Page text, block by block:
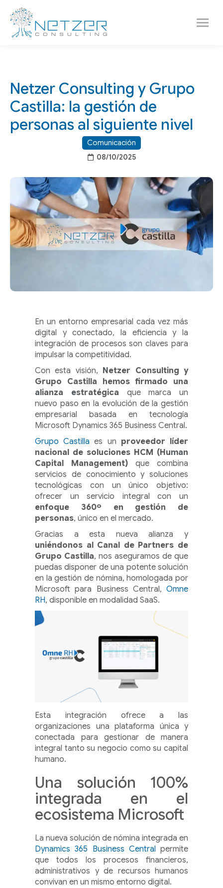
Netzer Consulting y Grupo
Castilla: la gestión de
personas al siguiente nivel
Comunicación
08/10/2025
En un entorno empresarial cada vez más
digital y conectado, la eficiencia y la
integración de procesos son claves para
impulsar la competitividad.
Con esta visión, Netzer Consulting y
Grupo Castilla hemos firmado una
alianza estratégica que marca un
nuevo paso en la evolución de la gestión
empresarial basada en tecnología
Microsoft Dynamics 365 Business Central.
Grupo Castilla es un proveedor líder
nacional de soluciones HCM (Human
Capital Management) que combina
servicios de conocimiento y soluciones
tecnológicas con un único objetivo:
ofrecer un servicio integral con un
enfoque 360º en gestión de
personas, único en el mercado.
Gracias a esta nueva alianza y
uniéndonos al Canal de Partners de
Grupo Castilla, nos aseguramos de que
puedas disponer de una potente solución
en la gestión de nómina, homologada por
Microsoft para Business Central, Omne
RH, disponible en modalidad SaaS.
Esta integración ofrece a las
organizaciones una plataforma única y
conectada para gestionar de manera
integral tanto su negocio como su capital
humano.
Una solución 100%
integrada en el
ecosistema Microsoft
La nueva solución de nómina integrada en
Dynamics 365 Business Central permite
que todos los procesos financieros,
administrativos y de recursos humanos
convivan en un mismo entorno digital.